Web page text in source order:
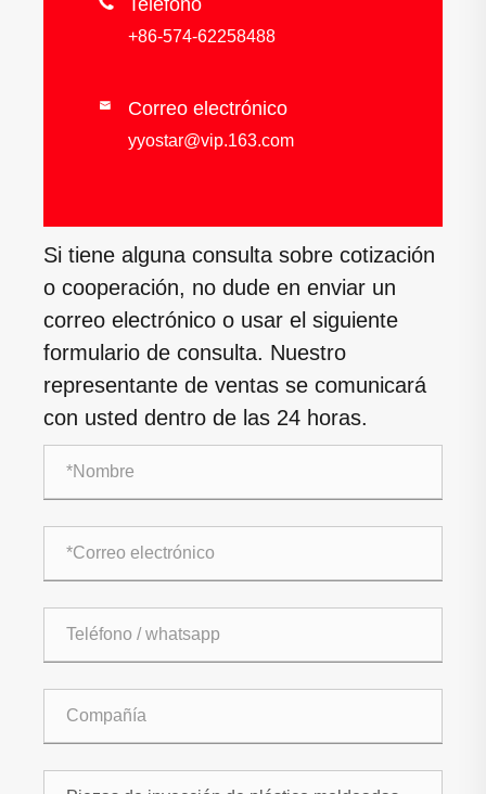
Teléfono
+86-574-62258488
 Correo electrónico
yyostar@vip.163.com
Si tiene alguna consulta sobre cotización
o cooperación, no dude en enviar un
correo electrónico o usar el siguiente
formulario de consulta. Nuestro
representante de ventas se comunicará
con usted dentro de las 24 horas.